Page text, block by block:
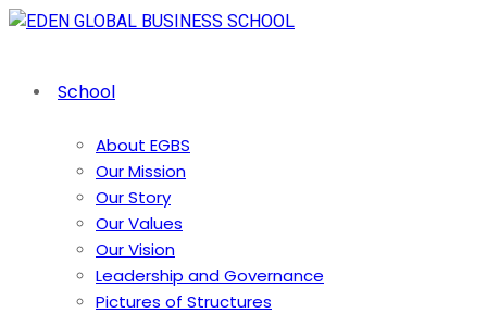
School
About EGBS
Our Mission
Our Story
Our Values
Our Vision
Leadership and Governance
Pictures of Structures